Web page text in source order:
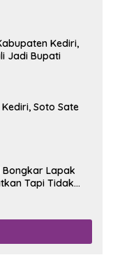
Kediri,
Jadi Bupati
Soto Sate
Bongkar Lapak
Tapi Tidak